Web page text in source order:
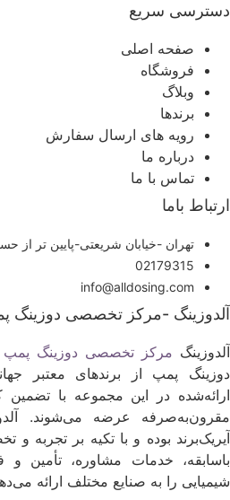
دسترسی سریع
صفحه اصلی
فروشگاه
وبلاگ
برندها
رویه های ارسال سفارش
درباره ما
تماس با ما
ارتباط باما
تهران -خیابان شریعتی-پایین تر از
02179315
info@alldosing.com
آلدوزینگ -مرکز تخصصی دوزینگ
مرکز تخصصی دوزینگ پمپ
دوزینگ پمپ از برندهای معتبر
ارائه‌شده در این مجموعه با
مقرون‌به‌صرفه عرضه می‌شوند.
آیریک‌برند بوده و با تکیه بر تجربه
باسابقه، خدمات مشاوره، تأمین
شیمیایی را به صنایع مختلف ارائه